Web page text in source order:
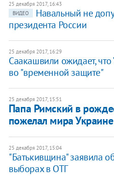
25 декабря 2017, 16:43
ВИДЕО
Навальный не
президента России
25 декабря 2017, 16:29
​Саакашвили ожидает,
во "временной защите"
25 декабря 2017, 15:51
Папа Римский в
пожелал мира Украине
25 декабря 2017, 15:04
"Батькивщина" заявила
выборах в ОТГ